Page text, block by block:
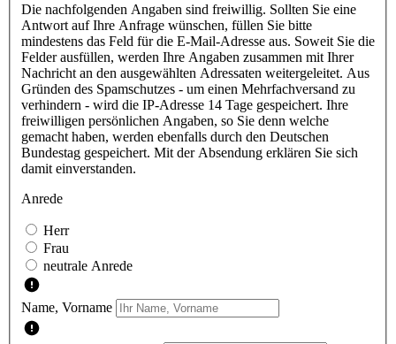
Die nachfolgenden Angaben sind freiwillig. Sollten Sie eine
Antwort auf Ihre Anfrage wünschen, füllen Sie bitte
mindestens das Feld für die E-Mail-Adresse aus. Soweit Sie die
Felder ausfüllen, werden Ihre Angaben zusammen mit Ihrer
Nachricht an den ausgewählten Adressaten weitergeleitet. Aus
Gründen des Spamschutzes - um einen Mehrfachversand zu
verhindern - wird die IP-Adresse 14 Tage gespeichert. Ihre
freiwilligen persönlichen Angaben, so Sie denn welche
gemacht haben, werden ebenfalls durch den Deutschen
Bundestag gespeichert. Mit der Absendung erklären Sie sich
damit einverstanden.
Anrede
Herr
Frau
neutrale Anrede
Name, Vorname